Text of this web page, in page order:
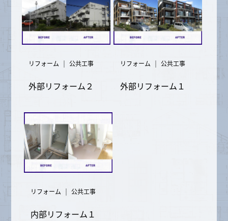
リフォーム ｜公共工事
外部リフォーム２
リフォーム ｜公共工事
外部リフォーム１
リフォーム ｜公共工事
内部リフォーム１